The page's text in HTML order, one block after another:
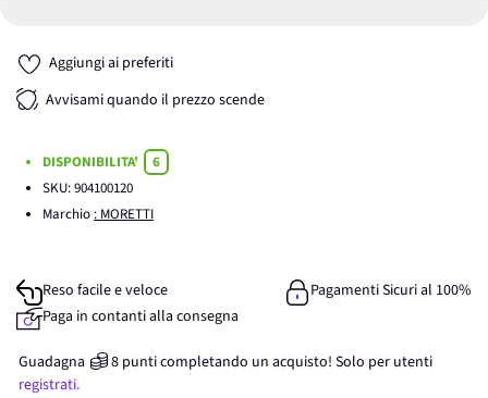
Aggiungi ai preferiti
Avvisami quando il prezzo scende
DISPONIBILITA'
6
SKU:904100120
Marchio : MORETTI
Reso facile e veloce
Pagamenti Sicuri al 100%
Paga in contanti alla consegna
Guadagna 8 punticompletando un acquisto! Solo per utenti
registrati.